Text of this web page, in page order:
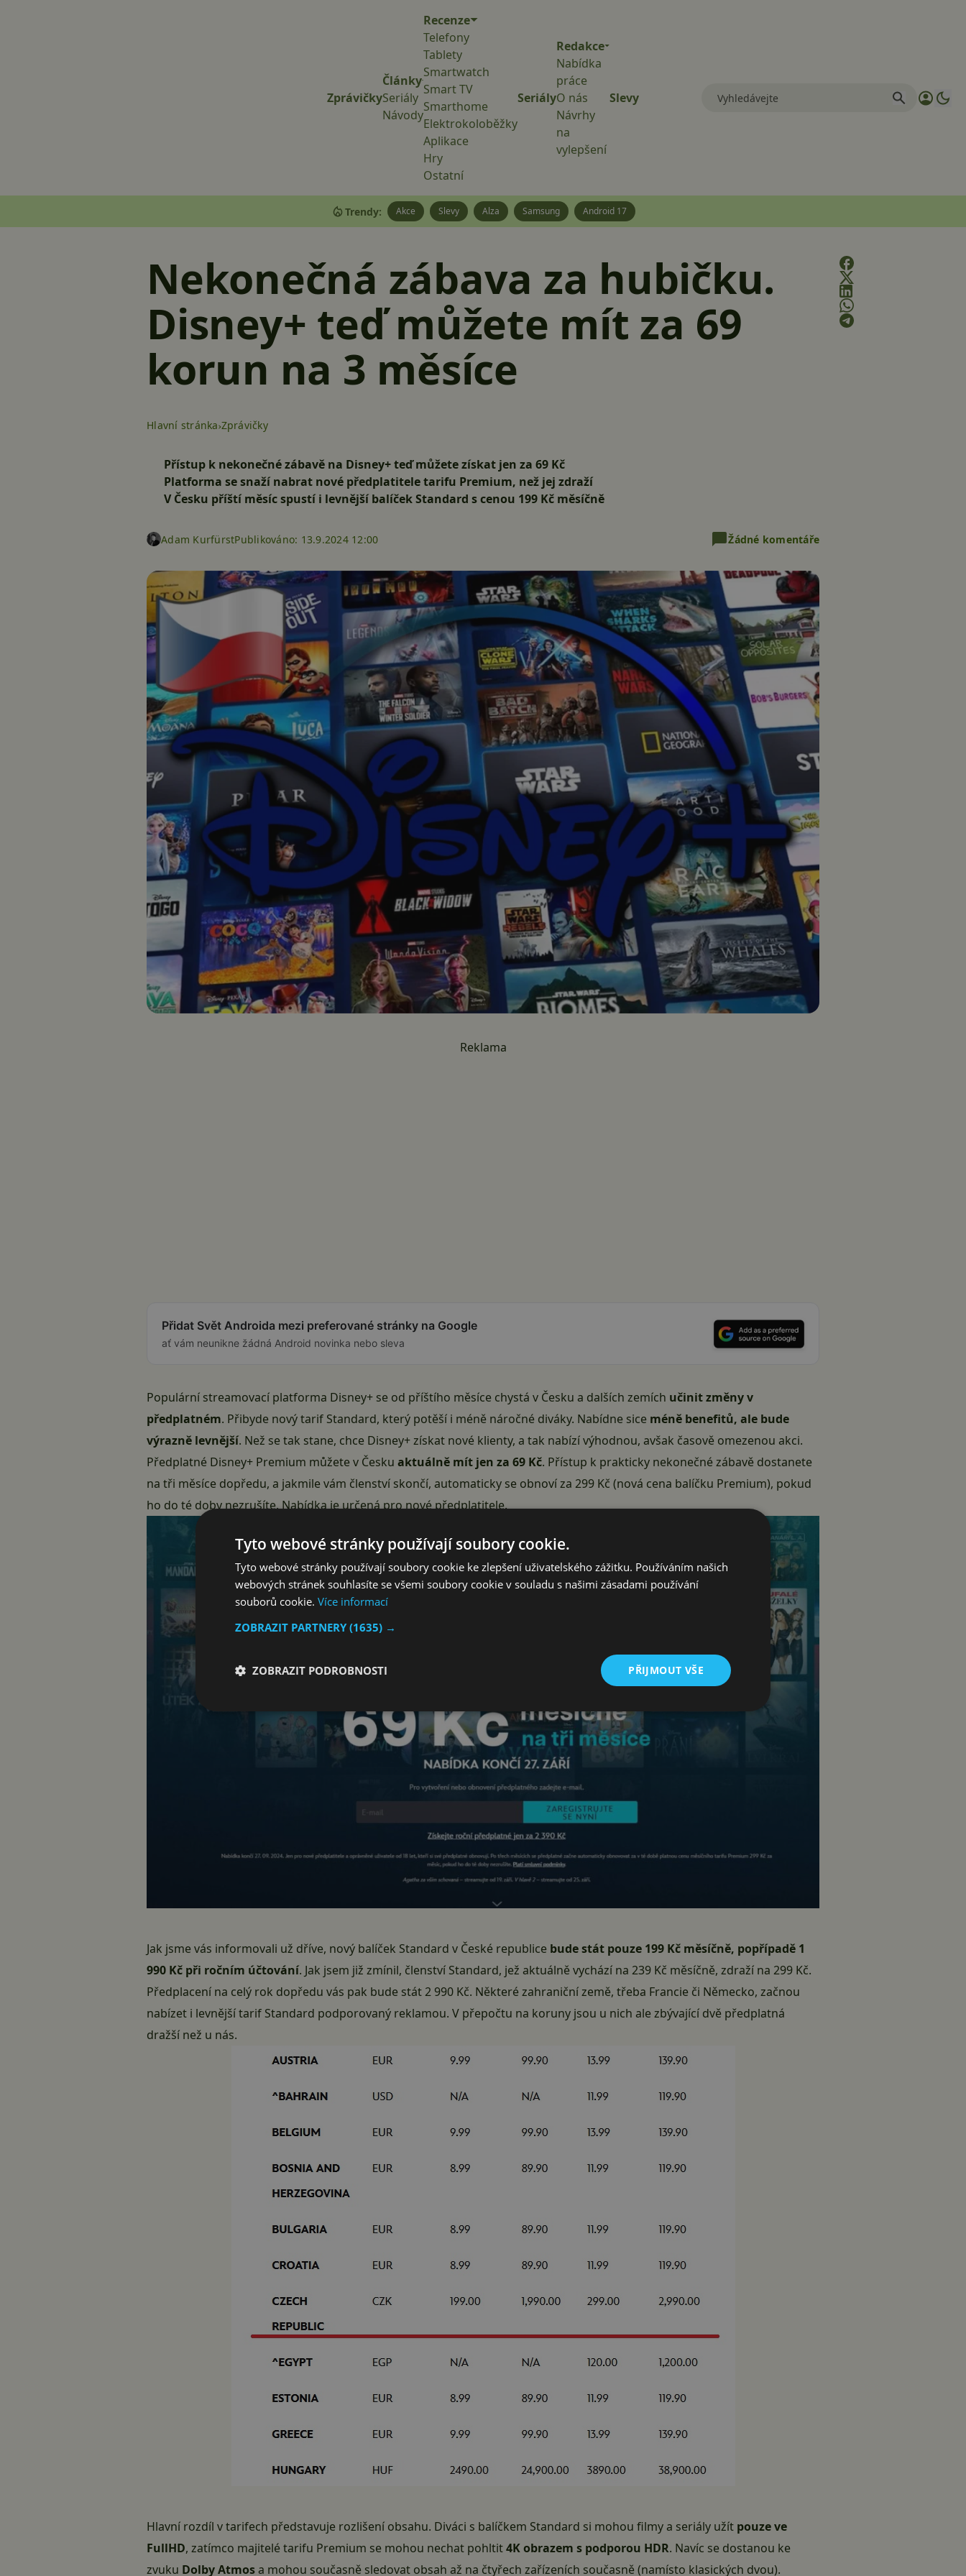
Zprávičky
Články
Seriály
Návody
Recenze
Telefony
Tablety
Smartwatch
Smart TV
Smarthome
Elektrokoloběžky
Aplikace
Hry
Ostatní
Seriály
Redakce
Nabídka
práce
O nás
Návrhy
na
vylepšení
Slevy
Trendy: Akce Slevy Alza Samsung Android 17
Nekonečná zábava za hubičku.
Disney+ teď můžete mít za 69
korun na 3 měsíce
Hlavní stránka Zprávičky
Přístup k nekonečné zábavě na Disney+ teď můžete získat jen za 69 Kč
Platforma se snaží nabrat nové předplatitele tarifu Premium, než jej zdraží
V Česku příští měsíc spustí i levnější balíček Standard s cenou 199 Kč měsíčně
Adam KurfürstPublikováno: 13.9.2024 12:00 Žádné komentáře
Reklama
Přidat Svět Androida mezi preferované stránky na Google
ať vám neunikne žádná Android novinka nebo sleva
Populární streamovací platforma Disney+ se od příštího měsíce chystá v Česku a dalších zemích učinit změny v
předplatném. Přibyde nový tarif Standard, který potěší i méně náročné diváky. Nabídne sice méně benefitů, ale bude
výrazně levnější. Než se tak stane, chce Disney+ získat nové klienty, a tak nabízí výhodnou, avšak časově omezenou akci.
Předplatné Disney+ Premium můžete v Česku aktuálně mít jen za 69 Kč. Přístup k prakticky nekonečné zábavě dostanete
na tři měsíce dopředu, a jakmile vám členství skončí, automaticky se obnoví za 299 Kč (nová cena balíčku Premium), pokud
ho do té doby nezrušíte. Nabídka je určená pro nové předplatitele.
Jak jsme vás informovali už dříve, nový balíček Standard v České republice bude stát pouze 199 Kč měsíčně, popřípadě 1
990 Kč při ročním účtování. Jak jsem již zmínil, členství Standard, jež aktuálně vychází na 239 Kč měsíčně, zdraží na 299 Kč.
Předplacení na celý rok dopředu vás pak bude stát 2 990 Kč. Některé zahraniční země, třeba Francie či Německo, začnou
nabízet i levnější tarif Standard podporovaný reklamou. V přepočtu na koruny jsou u nich ale zbývající dvě předplatná
dražší než u nás.
Hlavní rozdíl v tarifech představuje rozlišení obsahu. Diváci s balíčkem Standard si mohou filmy a seriály užít pouze ve
FullHD, zatímco majitelé tarifu Premium se mohou nechat pohltit4K obrazem s podporou HDR. Navíc se dostanou ke
zvuku Dolby Atmosa mohou současně sledovat obsah až na čtyřech zařízeních současně (namísto klasických dvou).
Tyto webové stránky používají soubory cookie.
Tyto webové stránky používají soubory cookie ke zlepšení uživatelského zážitku. Používáním našich
webových stránek souhlasíte se všemi soubory cookie v souladu s našimi zásadami používání
souborů cookie. Více informací
ZOBRAZIT PARTNERY(1635) →
PŘIJMOUT VŠE
ZOBRAZIT PODROBNOSTI